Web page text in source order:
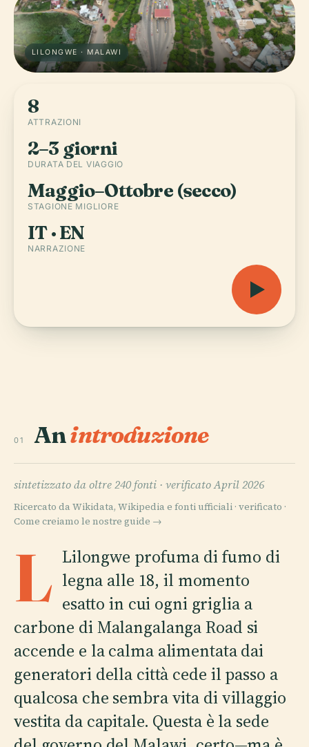
LILONGWE · MALAWI
8
ATTRAZIONI
2–3 giorni
DURATA DEL VIAGGIO
Maggio–Ottobre (secco)
STAGIONE MIGLIORE
IT · EN
NARRAZIONE
01 Anintroduzione
sintetizzato da oltre 240 fonti · verificato April 2026
Ricercato da Wikidata, Wikipedia e fonti ufficiali · verificato ·
Come creiamo le nostre guide →
L Lilongwe profuma di fumo di
legna alle 18, il momento
esatto in cui ogni griglia a
carbone di Malangalanga Road si
accende e la calma alimentata dai
generatori della città cede il passo a
qualcosa che sembra vita di villaggio
vestita da capitale. Questa è la sede